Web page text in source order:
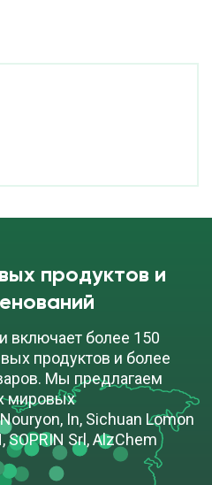
продуктов и
включает более 150
продуктов и более
Мы предлагаем
мировых
In, Sichuan Lomon
SOPRIN Srl, AlzChem